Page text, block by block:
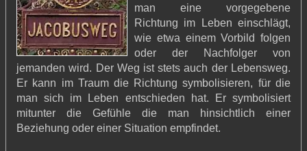
man eine vorgegebene
Richtung im Leben einschlägt,
wie etwa einem Vorbild folgen
oder der Nachfolger von
jemanden wird. Der Weg ist stets auch der Lebensweg.
Er kann im Traum die Richtung symbolisieren, für die
man sich im Leben entschieden hat. Er symbolisiert
mitunter die Gefühle die man hinsichtlich einer
Beziehung oder einer Situation empfindet.